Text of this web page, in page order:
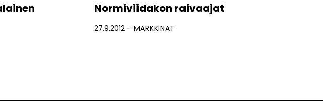
Normiviidakon raivaajat
27.9.2012 MARKKINAT